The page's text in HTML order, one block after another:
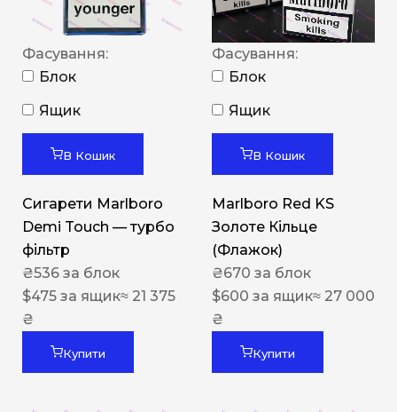
Фасування:
Блок
Ящик
В Кошик
Сигарети Marlboro
Demi Touch — турбо
фільтр
₴536 за блок
$475 за ящик≈ 21 375
₴
Купити
Фасування:
Блок
Ящик
В Кошик
Marlboro Red KS
Золоте Кільце
(Флажок)
₴670 за блок
$600 за ящик≈ 27 000
₴
Купити